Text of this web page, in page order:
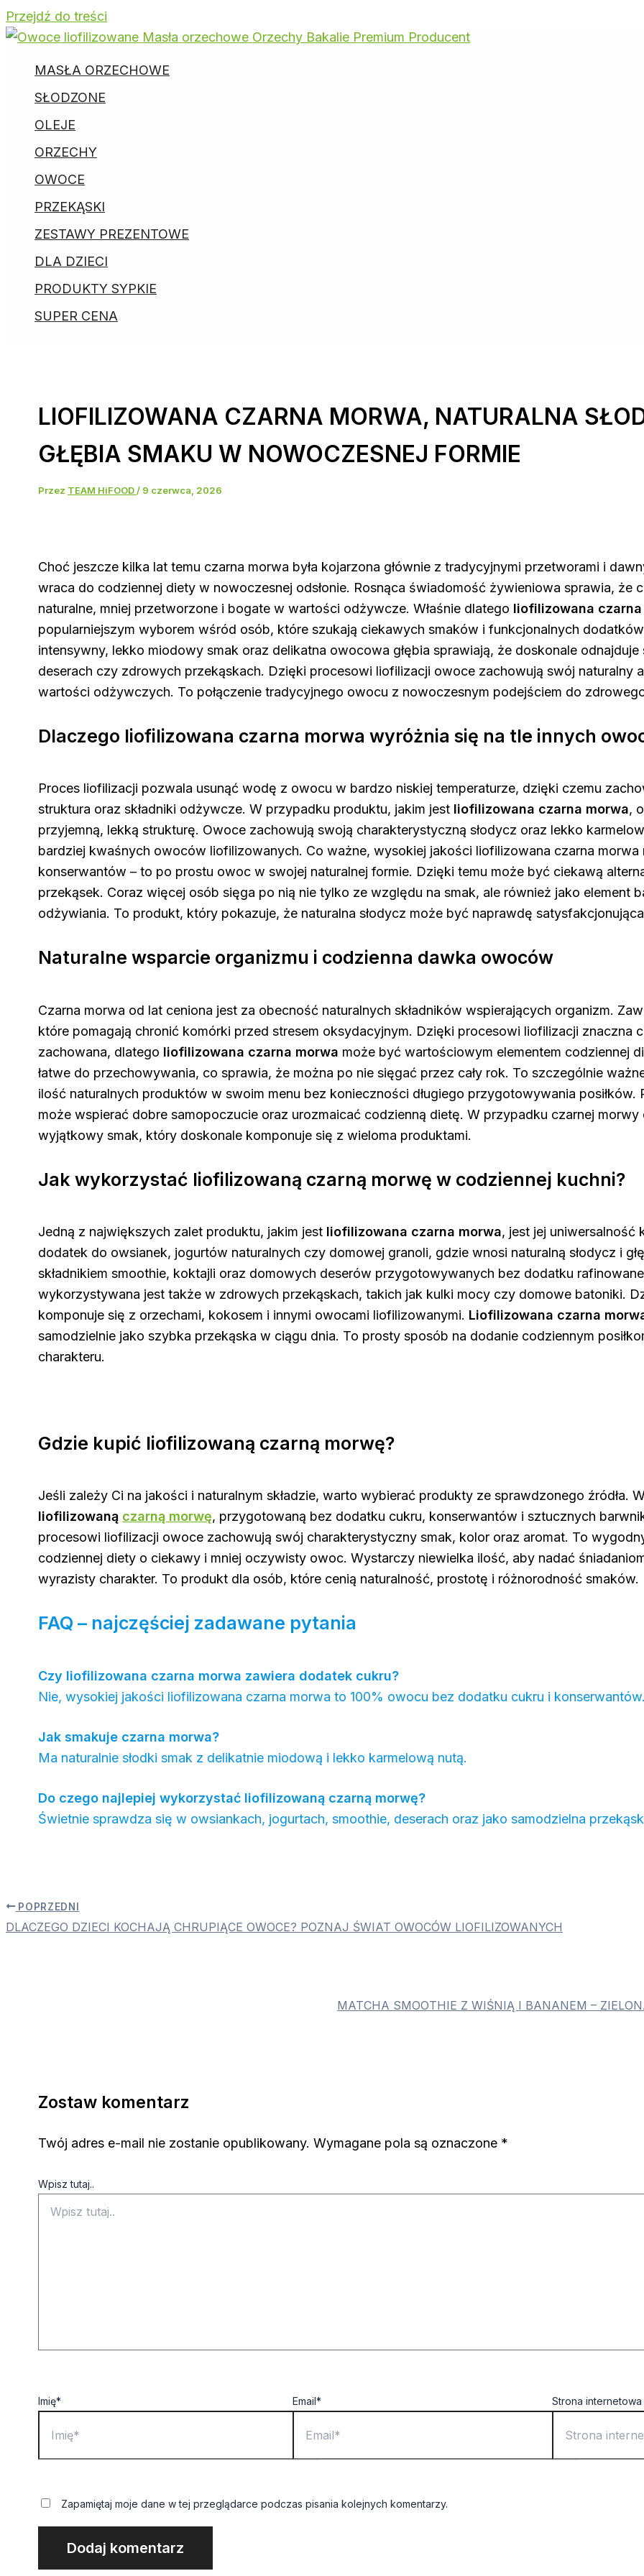
Przejdź do treści
MASŁA ORZECHOWE
SŁODZONE
OLEJE
ORZECHY
OWOCE
PRZEKĄSKI
ZESTAWY PREZENTOWE
DLA DZIECI
PRODUKTY SYPKIE
SUPER CENA
LIOFILIZOWANA CZARNA MORWA, NATURALNA
GŁĘBIA SMAKU W NOWOCZESNEJ FORMIE
Przez TEAM HiFOOD / 9 czerwca, 2026
Choć jeszcze kilka lat temu czarna morwa była kojarzona głównie z tradycyjnymi przetworami i
wraca do codziennej diety w nowoczesnej odsłonie. Rosnąca świadomość żywieniowa sprawia, że
naturalne, mniej przetworzone i bogate w wartości odżywcze. Właśnie dlatego liofilizowana
popularniejszym wyborem wśród osób, które szukają ciekawych smaków i funkcjonalnych
intensywny, lekko miodowy smak oraz delikatna owocowa głębia sprawiają, że doskonale
deserach czy zdrowych przekąskach. Dzięki procesowi liofilizacji owoce zachowują swój naturalny
wartości odżywczych. To połączenie tradycyjnego owocu z nowoczesnym podejściem do
Dlaczego liofilizowana czarna morwa wyróżnia się na tle innych
Proces liofilizacji pozwala usunąć wodę z owocu w bardzo niskiej temperaturze, dzięki czemu
struktura oraz składniki odżywcze. W przypadku produktu, jakim jest liofilizowana czarna morwa,
przyjemną, lekką strukturę. Owoce zachowują swoją charakterystyczną słodycz oraz lekko
bardziej kwaśnych owoców liofilizowanych. Co ważne, wysokiej jakości liofilizowana czarna morwa
konserwantów – to po prostu owoc w swojej naturalnej formie. Dzięki temu może być ciekawą
przekąsek. Coraz więcej osób sięga po nią nie tylko ze względu na smak, ale również jako element
odżywiania. To produkt, który pokazuje, że naturalna słodycz może być naprawdę
Naturalne wsparcie organizmu i codzienna dawka owoców
Czarna morwa od lat ceniona jest za obecność naturalnych składników wspierających organizm.
które pomagają chronić komórki przed stresem oksydacyjnym. Dzięki procesowi liofilizacji znaczna
zachowana, dlatego liofilizowana czarna morwa może być wartościowym elementem codziennej
łatwe do przechowywania, co sprawia, że można po nie sięgać przez cały rok. To szczególnie
ilość naturalnych produktów w swoim menu bez konieczności długiego przygotowywania
może wspierać dobre samopoczucie oraz urozmaicać codzienną dietę. W przypadku czarnej
wyjątkowy smak, który doskonale komponuje się z wieloma produktami.
Jak wykorzystać liofilizowaną czarną morwę w codziennej kuchni?
Jedną z największych zalet produktu, jakim jest liofilizowana czarna morwa, jest jej uniwersalność
dodatek do owsianek, jogurtów naturalnych czy domowej granoli, gdzie wnosi naturalną słodycz i
składnikiem smoothie, koktajli oraz domowych deserów przygotowywanych bez dodatku
wykorzystywana jest także w zdrowych przekąskach, takich jak kulki mocy czy domowe batoniki.
komponuje się z orzechami, kokosem i innymi owocami liofilizowanymi. Liofilizowana czarna
samodzielnie jako szybka przekąska w ciągu dnia. To prosty sposób na dodanie codziennym
charakteru.
Gdzie kupić liofilizowaną czarną morwę?
Jeśli zależy Ci na jakości i naturalnym składzie, warto wybierać produkty ze sprawdzonego źródła.
liofilizowaną czarną morwę, przygotowaną bez dodatku cukru, konserwantów i sztucznych
procesowi liofilizacji owoce zachowują swój charakterystyczny smak, kolor oraz aromat. To
codziennej diety o ciekawy i mniej oczywisty owoc. Wystarczy niewielka ilość, aby nadać
wyrazisty charakter. To produkt dla osób, które cenią naturalność, prostotę i różnorodność smaków.
FAQ – najczęściej zadawane pytania
Czy liofilizowana czarna morwa zawiera dodatek cukru?
Nie, wysokiej jakości liofilizowana czarna morwa to 100% owocu bez dodatku cukru i
Jak smakuje czarna morwa?
Ma naturalnie słodki smak z delikatnie miodową i lekko karmelową nutą.
Do czego najlepiej wykorzystać liofilizowaną czarną morwę?
Świetnie sprawdza się w owsiankach, jogurtach, smoothie, deserach oraz jako samodzielna
POPRZEDNI
DLACZEGO DZIECI KOCHAJĄ CHRUPIĄCE OWOCE? POZNAJ ŚWIAT OWOCÓW LIOFILIZOWANYCH
MATCHA SMOOTHIE Z WIŚNIĄ I BANANEM –
Zostaw komentarz
Twój adres e-mail nie zostanie opublikowany. Wymagane pola są oznaczone *
Wpisz tutaj..
Imię* Email* Strona internetowa
Zapamiętaj moje dane w tej przeglądarce podczas pisania kolejnych komentarzy.